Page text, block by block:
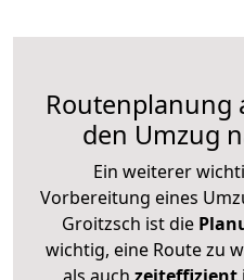
Routenplanung
den Umzug
Ein weiterer
Vorbereitung eines
Groitzsch ist die
wichtig, eine Route zu